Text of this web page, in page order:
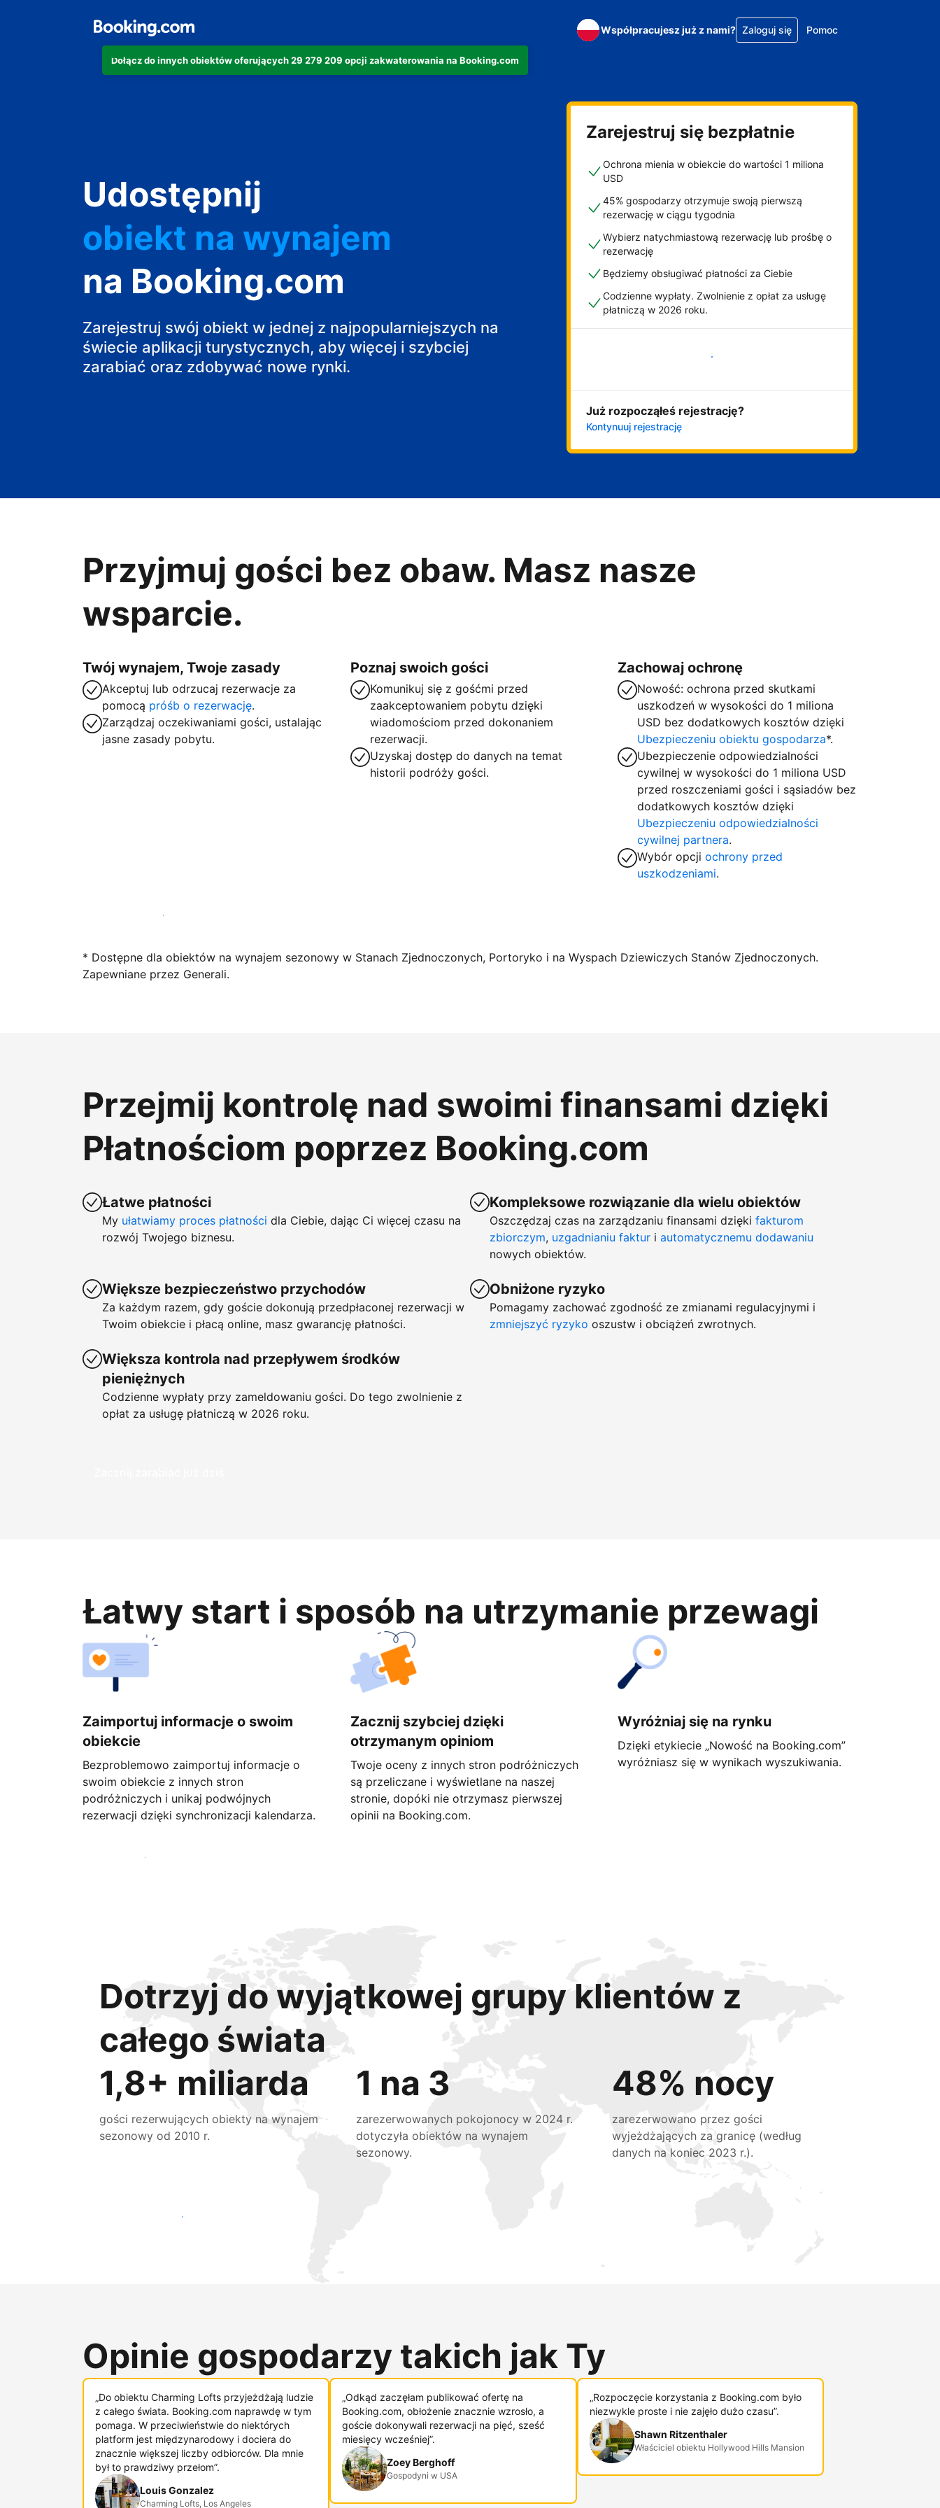
Dołącz do innych obiektów oferujących 29 279 209 opcji zakwaterowania na Booking.com
Współpracujesz już z nami? Zaloguj się Pomoc
Udostępnij
hotel
obiekt na wynajem
wakacyjny
pensjonat
obiekt B&B
na Booking.com
Zarejestruj swój obiekt w jednej z najpopularniejszych na
świecie aplikacji turystycznych, aby więcej i szybciej
zarabiać oraz zdobywać nowe rynki.
Zarejestruj się bezpłatnie
Ochrona mienia w obiekcie do wartości 1 miliona
USD
45% gospodarzy otrzymuje swoją pierwszą
rezerwację w ciągu tygodnia
Wybierz natychmiastową rezerwację lub prośbę o
rezerwację
Będziemy obsługiwać płatności za Ciebie
Codzienne wypłaty. Zwolnienie z opłat za usługę
płatniczą w 2026 roku.
Zacznij już teraz
Już rozpocząłeś rejestrację?
Kontynuuj rejestrację
Przyjmuj gości bez obaw. Masz nasze
wsparcie.
Twój wynajem, Twoje zasady
Akceptuj lub odrzucaj rezerwacje za
pomocą próśb o rezerwację.
Zarządzaj oczekiwaniami gości, ustalając
jasne zasady pobytu.
Poznaj swoich gości
Komunikuj się z gośćmi przed
zaakceptowaniem pobytu dzięki
wiadomościom przed dokonaniem
rezerwacji.
Uzyskaj dostęp do danych na temat
historii podróży gości.
Zachowaj ochronę
Nowość: ochrona przed skutkami
uszkodzeń w wysokości do 1 miliona
USD bez dodatkowych kosztów dzięki
Ubezpieczeniu obiektu gospodarza*.
Ubezpieczenie odpowiedzialności
cywilnej w wysokości do 1 miliona USD
przed roszczeniami gości i sąsiadów bez
dodatkowych kosztów dzięki
Ubezpieczeniu odpowiedzialności
cywilnej partnera.
Wybór opcjiochrony przed
uszkodzeniami.
Zarejestruj obiekt już dziś
* Dostępne dla obiektów na wynajem sezonowy w Stanach Zjednoczonych, Portoryko i na Wyspach Dziewiczych Stanów Zjednoczonych.
Zapewniane przez Generali.
Przejmij kontrolę nad swoimi finansami dzięki
Płatnościom poprzez Booking.com
Łatwe płatności
My ułatwiamy proces płatności dla Ciebie, dając Ci więcej czasu na
rozwój Twojego biznesu.
Większe bezpieczeństwo przychodów
Za każdym razem, gdy goście dokonują przedpłaconej rezerwacji w
Twoim obiekcie i płacą online, masz gwarancję płatności.
Większa kontrola nad przepływem środków
pieniężnych
Codzienne wypłaty przy zameldowaniu gości. Do tego zwolnienie z
opłat za usługę płatniczą w 2026 roku.
Kompleksowe rozwiązanie dla wielu obiektów
Oszczędzaj czas na zarządzaniu finansami dzięki fakturom
zbiorczym, uzgadnianiu faktur i automatycznemu dodawaniu
nowych obiektów.
Obniżone ryzyko
Pomagamy zachować zgodność ze zmianami regulacyjnymi i
zmniejszyć ryzyko oszustw i obciążeń zwrotnych.
Zacznij zarabiać już dziś
Łatwy start i sposób na utrzymanie przewagi
Zaimportuj informacje o swoim
obiekcie
Bezproblemowo zaimportuj informacje o
swoim obiekcie z innych stron
podróżniczych i unikaj podwójnych
rezerwacji dzięki synchronizacji kalendarza.
Zacznij szybciej dzięki
otrzymanym opiniom
Twoje oceny z innych stron podróżniczych
są przeliczane i wyświetlane na naszej
stronie, dopóki nie otrzymasz pierwszej
opinii na Booking.com.
Wyróżniaj się na rynku
Dzięki etykiecie „Nowość na Booking.com”
wyróżniasz się w wynikach wyszukiwania.
Rozpocznij już dziś
Dotrzyj do wyjątkowej grupy klientów z
całego świata
1,8+ miliarda
gości rezerwujących obiekty na wynajem
sezonowy od 2010 r.
1 na 3
zarezerwowanych pokojonocy w 2024 r.
dotyczyła obiektów na wynajem
sezonowy.
48% nocy
zarezerwowano przez gości
wyjeżdżających za granicę (według
danych na koniec 2023 r.).
Dotrzyj do nowych gości już dziś
Opinie gospodarzy takich jak Ty
„Do obiektu Charming Lofts przyjeżdżają ludzie
z całego świata. Booking.com naprawdę w tym
pomaga. W przeciwieństwie do niektórych
platform jest międzynarodowy i dociera do
znacznie większej liczby odbiorców. Dla mnie
był to prawdziwy przełom”.
Louis Gonzalez
Charming Lofts, Los Angeles
„Odkąd zaczęłam publikować ofertę na
Booking.com, obłożenie znacznie wzrosło, a
goście dokonywali rezerwacji na pięć, sześć
miesięcy wcześniej”.
Zoey Berghoff
Gospodyni w USA
„Rozpoczęcie korzystania z Booking.com było
niezwykle proste i nie zajęło dużo czasu”.
Shawn Ritzenthaler
Właściciel obiektu Hollywood Hills Mansion